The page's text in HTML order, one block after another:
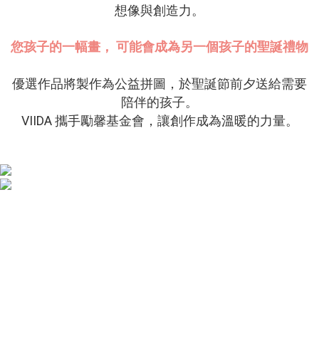
想像與創造力。
您孩子的一幅畫， 可能會成為另一個孩子的聖誕禮物
優選作品將製作為公益拼圖，於聖誕節前夕送給需要
陪伴的孩子。
VIIDA 攜手勵馨基金會，讓創作成為溫暖的力量。